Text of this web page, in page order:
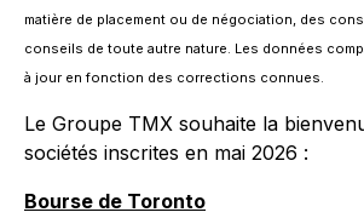
matière de placement ou de négociation, des
conseils de toute autre nature. Les données
à jour en fonction des corrections connues.
Le Groupe TMX souhaite la
sociétés inscrites en mai 2026 :
Bourse de Toronto